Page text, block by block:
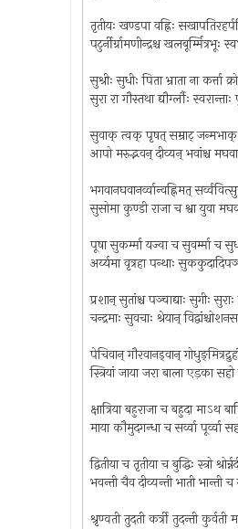
तृतीयः खण्डपा वह्निः
पटुर्नीर्ग्रामणीन्द्रश्च खलबूर्म्मित्रभूः
सुश्रीः सुधीः पिता भ्राता ना कर्त्ता
सुरा रा गौस्तथा द्यौर्ग्लौः
सुवाक् त्वक् पृषत् सम्राट्
आपो मरुद्भवन् दीव्यन् भवांश्च
भगवानघवानर्व्वान्वह्निमत्
सुसोमा कुण्डी राजा च श्वा युवा
पूषा सुकर्म्मा यज्वा च सुवर्म्मा च
अर्य्यमा वृत्रहा पन्थाः
प्रशान् सुतांश्च पञ्चाद्याः सुगीः
चन्द्रमाः सुवचाः श्रेयान्
पेचिवान् गौरवानड्‌वान्
स्त्रियां जाया जरा बाला एड़का
क्षात्रिया बहुराजा च बहुदा माऽथ
माया कौमुदगन्धा च सर्व्वा पूर्व्वा
द्वितीया च तृतीया च बुद्धिः स्त्रो
भवन्ती चैव दीव्यन्ती भाती भान्ती
श्रृण्वती तुदती कर्त्री तुदन्ती कुर्वती